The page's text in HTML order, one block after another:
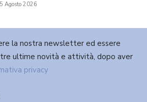
5 Agosto 2026
la nostra newsletter ed essere
ultime novità e attività, dopo aver
privacy